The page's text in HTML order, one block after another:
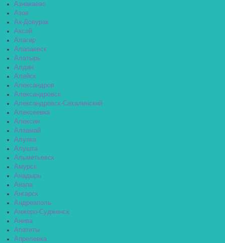
Азнакаево
Азов
Ак-Довурак
Аксай
Алагир
Алапаевск
Алатырь
Алдан
Алейск
Александров
Александровск
Александровск-Сахалинский
Алексеевка
Алексин
Алзамай
Алупка
Алушта
Альметьевск
Амурск
Анадырь
Анапа
Ангарск
Андреаполь
Анжеро-Судженск
Анива
Апатиты
Апрелевка